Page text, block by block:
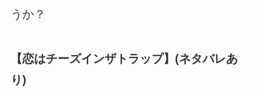
うか？
【恋はチーズインザトラップ】(ネタバレあ
り)